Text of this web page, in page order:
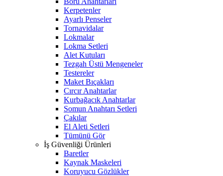
Kerpetenler
Ayarlı Penseler
Tornavidalar
Lokmalar
Lokma Setleri
Alet Kutuları
Tezgah Üstü Mengeneler
Testereler
Maket Bıçakları
Cırcır Anahtarlar
Kurbağacık Anahtarlar
Somun Anahtarı Setleri
Çakılar
El Aleti Setleri
Tümünü Gör
İş Güvenliği Ürünleri
Baretler
Kaynak Maskeleri
Koruyucu Gözlükler